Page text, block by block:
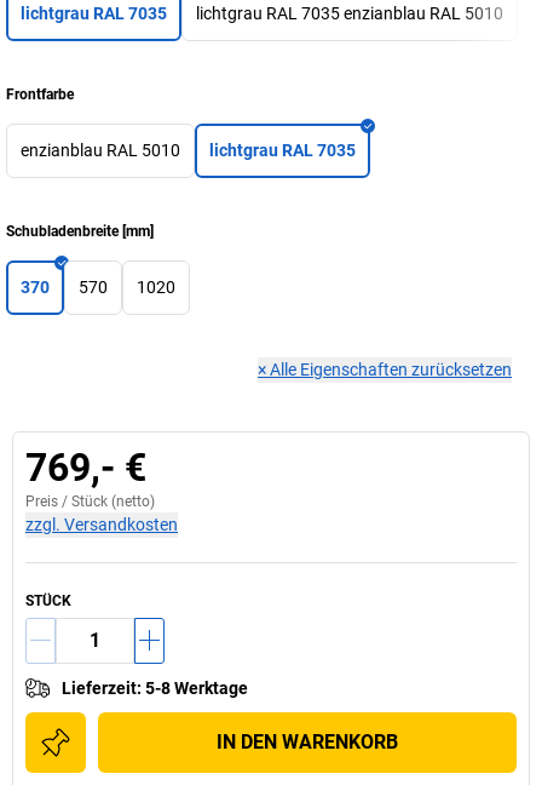
lichtgrau RAL 7035 lichtgrau RAL 7035 enzianblau RAL 5010
Frontfarbe
enzianblau RAL 5010 lichtgrau RAL 7035
Schubladenbreite[mm]
370 570 1020
×Alle Eigenschaften zurücksetzen
769,- €
Preis / Stück (netto)
zzgl. Versandkosten
STÜCK
Lieferzeit: 5-8 Werktage
IN DEN WARENKORB